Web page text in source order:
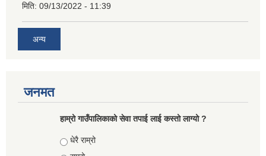
मिति: 09/13/2022 - 11:39
अन्य
जनमत
हाम्रो गाउँपालिकाको सेवा तपाई लाई कस्तो लाग्यो ?
Choices
धेरै राम्रो